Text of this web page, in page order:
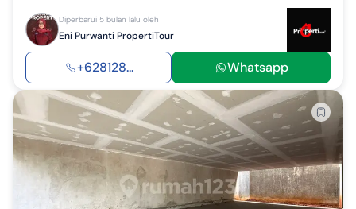
Diperbarui 5 bulan lalu oleh
Eni Purwanti PropertiTour
+628128... Whatsapp